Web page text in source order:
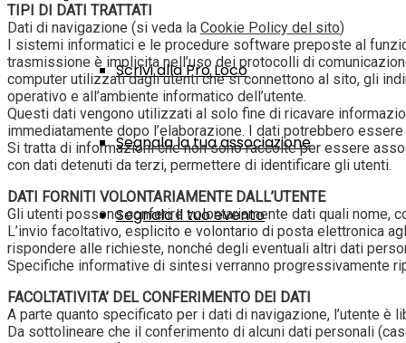
Scrivi alla Pro Loco
Segnala la tua associazione
Segnala il tuo evento
TIPI DI DATI TRATTATI
Dati di navigazione (si veda la Cookie Policy del sito)
I sistemi informatici e le procedure software preposte al
trasmissione è implicita nell’uso dei protocolli di
computer utilizzati dagli utenti che si connettono al sito, gli
operativo e all’ambiente informatico dell’utente.
Questi dati vengono utilizzati al solo fine di ricavare
immediatamente dopo l’elaborazione. I dati potrebbero
Si tratta di informazioni che non sono raccolte per essere
con dati detenuti da terzi, permettere di identificare gli utenti.
DATI FORNITI VOLONTARIAMENTE DALL’UTENTE
Gli utenti possono conferire volontariamente dati quali nome,
L’invio facoltativo, esplicito e volontario di posta elettronica
rispondere alle richieste, nonché degli eventuali altri dati
Specifiche informative di sintesi verranno progressivamente
FACOLTATIVITA’ DEL CONFERIMENTO DEI DATI
A parte quanto specificato per i dati di navigazione, l’utente è
Da sottolineare che il conferimento di alcuni dati personali